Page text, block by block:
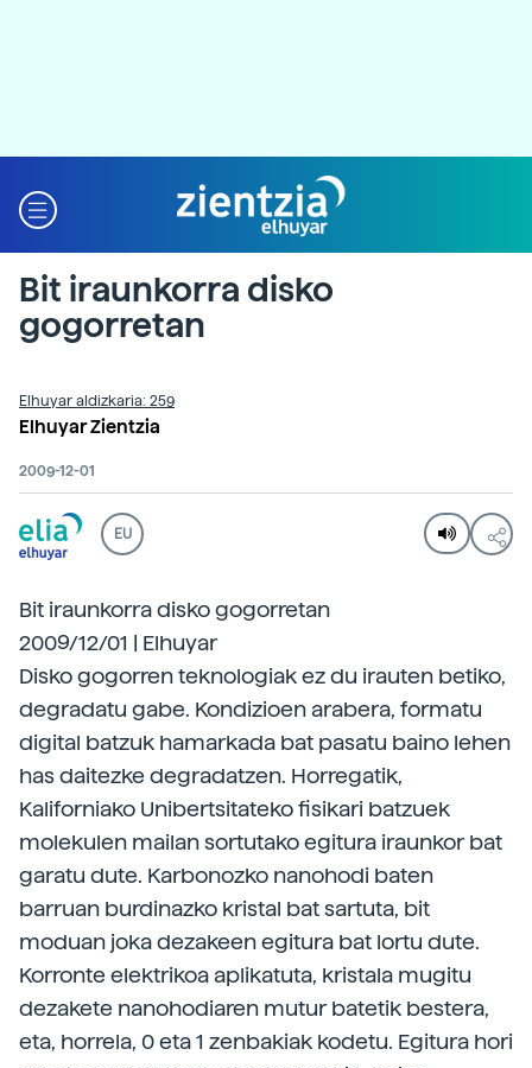
Bit iraunkorra disko
gogorretan
Elhuyar aldizkaria: 259
Elhuyar Zientzia
2009-12-01
EU
Bit iraunkorra disko gogorretan
2009/12/01 | Elhuyar
Disko gogorren teknologiak ez du irauten betiko,
degradatu gabe. Kondizioen arabera, formatu
digital batzuk hamarkada bat pasatu baino lehen
has daitezke degradatzen. Horregatik,
Kaliforniako Unibertsitateko fisikari batzuek
molekulen mailan sortutako egitura iraunkor bat
garatu dute. Karbonozko nanohodi baten
barruan burdinazko kristal bat sartuta, bit
moduan joka dezakeen egitura bat lortu dute.
Korronte elektrikoa aplikatuta, kristala mugitu
dezakete nanohodiaren mutur batetik bestera,
eta, horrela, 0 eta 1 zenbakiak kodetu. Egitura hori